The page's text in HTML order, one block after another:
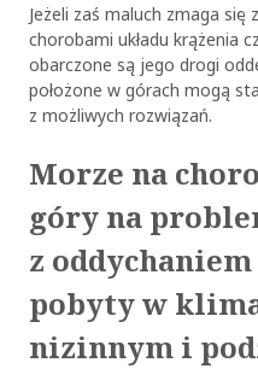
Jeżeli zaś maluch zmaga
chorobami układu krążenia
obarczone są jego drogi
położone w górach mogą
z możliwych rozwiązań.
Morze na
góry na
z
pobyty w
nizinnym i